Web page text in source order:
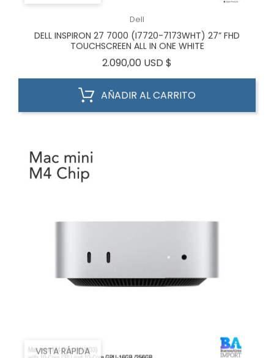
Dell
DELL INSPIRON 27 7000 (i7720-7173WHT) 27” FHD
TOUCHSCREEN ALL IN ONE WHITE
2.090,00 USD $
AÑADIR AL CARRITO
VISTA RÁPIDA